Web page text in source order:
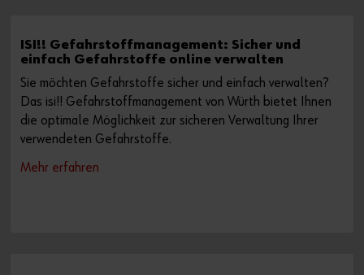
ISI!! Gefahrstoffmanagement: Sicher und
einfach Gefahrstoffe online verwalten
Sie möchten Gefahrstoffe sicher und einfach verwalten?
Das isi!! Gefahrstoffmanagement von Würth bietet Ihnen
die optimale Möglichkeit zur sicheren Verwaltung Ihrer
verwendeten Gefahrstoffe.
Mehr erfahren